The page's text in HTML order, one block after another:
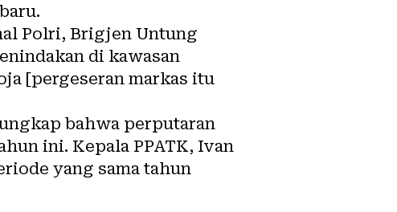
Polri, Brigjen Untung
di kawasan
[pergeseran markas itu
bahwa perputaran
ini. Kepala PPATK, Ivan
yang sama tahun